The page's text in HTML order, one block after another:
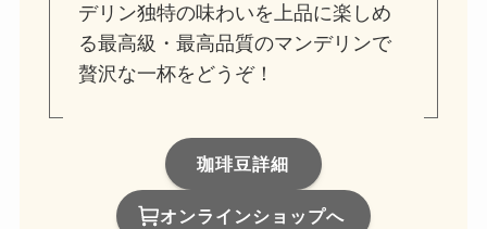
デリン独特の味わいを上品に楽しめ
る最高級・最高品質のマンデリンで
贅沢な一杯をどうぞ！
珈琲豆詳細
オンラインショップへ